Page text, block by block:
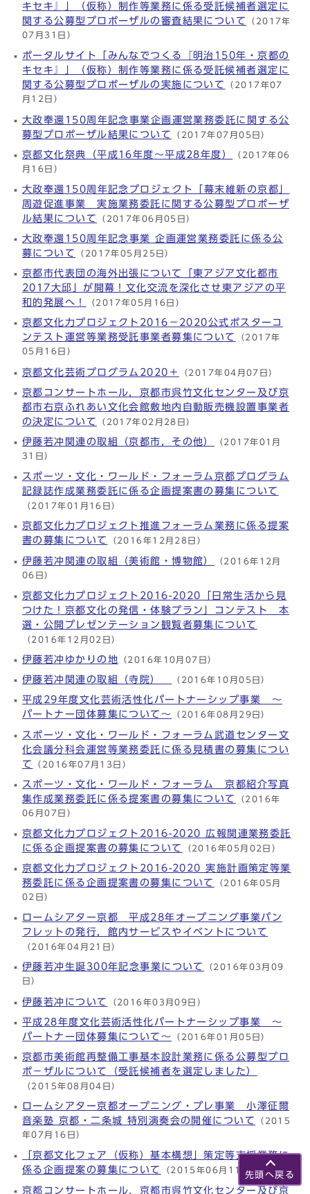
キセキ』」（仮称）制作等業務に係る受託候補者選定に
関する公募型プロポーザルの審査結果について
（2017年
07月31日）
ポータルサイト「みんなでつくる『明治150年・京都の
キセキ』」（仮称）制作等業務に係る受託候補者選定に
関する公募型プロポーザルの実施について
（2017年07
月12日）
大政奉還150周年記念事業企画運営業務委託に関する公
募型プロポーザル結果について
（2017年07月05日）
京都文化祭典（平成16年度～平成28年度） （2017年06
月16日）
大政奉還150周年記念プロジェクト「幕末維新の京都」
周遊促進事業 実施業務委託に関する公募型プロポーザ
ル結果について
（2017年06月05日）
大政奉還150周年記念事業 企画運営業務委託に係る公
募について
（2017年05月25日）
京都市代表団の海外出張について「東アジア文化都市
2017大邱」が開幕！文化交流を深化させ東アジアの平
和的発展へ！
（2017年05月16日）
京都文化力プロジェクト2016－2020公式ポスターコ
ンテスト運営等業務受託事業者募集について
（2017年
05月16日）
京都文化芸術プログラム2020＋
（2017年04月07日）
京都コンサートホール，京都市呉竹文化センター及び京
都市右京ふれあい文化会館敷地内自動販売機設置事業者
の決定について
（2017年02月28日）
伊藤若冲関連の取組（京都市，その他） （2017年01月
31日）
スポーツ・文化・ワールド・フォーラム京都プログラム
記録誌作成業務委託に係る企画提案書の募集について
（2017年01月16日）
京都文化力プロジェクト推進フォーラム業務に係る提案
書の募集について
（2016年12月28日）
伊藤若冲関連の取組（美術館・博物館） （2016年12月
06日）
京都文化力プロジェクト2016-2020「日常生活から見
つけた！京都文化の発信・体験プラン」コンテスト 本
選・公開プレゼンテーション観覧者募集について
（2016年12月02日）
伊藤若冲ゆかりの地 （2016年10月07日）
伊藤若冲関連の取組（寺院） （2016年10月05日）
平成29年度文化芸術活性化パートナーシップ事業 ～
パートナー団体募集について～
（2016年08月29日）
スポーツ・文化・ワールド・フォーラム武道センター文
化会議分科会運営等業務委託に係る見積書の募集につい
て
（2016年07月13日）
スポーツ・文化・ワールド・フォーラム 京都紹介写真
集作成業務委託に係る提案書の募集について
（2016年
06月07日）
京都文化力プロジェクト2016-2020 広報関連業務委託
に係る企画提案書の募集について
（2016年05月02日）
京都文化力プロジェクト2016-2020 実施計画策定等業
務委託に係る企画提案書の募集について
（2016年05月
02日）
ロームシアター京都 平成28年オープニング事業パン
フレットの発行，館内サービスやイベントについて
（2016年04月21日）
伊藤若冲生誕300年記念事業について （2016年03月09
日）
伊藤若冲について
（2016年03月09日）
平成28年度文化芸術活性化パートナーシップ事業 ～
パートナー団体募集について～
（2016年01月05日）
京都市美術館再整備工事基本設計業務に係る公募型プロ
ポ－ザルについて（受託候補者を選定しました）
（2015年08月04日）
ロームシアター京都オープニング・プレ事業 小澤征爾
音楽塾 京都・二条城 特別演奏会の開催について
（2015
年07月16日）
「京都文化フェア（仮称）基本構想」策定等支援業務に
係る企画提案の募集について
（2015年06月11日）
京都コンサートホール，京都市呉竹文化センター及び京
先頭へ戻る